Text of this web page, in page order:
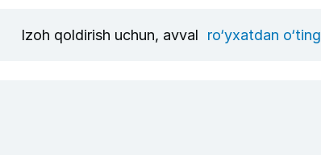
Izoh qoldirish uchun, avval ro‘yxatdan o‘ting